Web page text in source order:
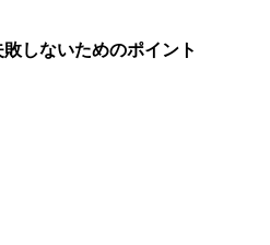
しないためのポイント